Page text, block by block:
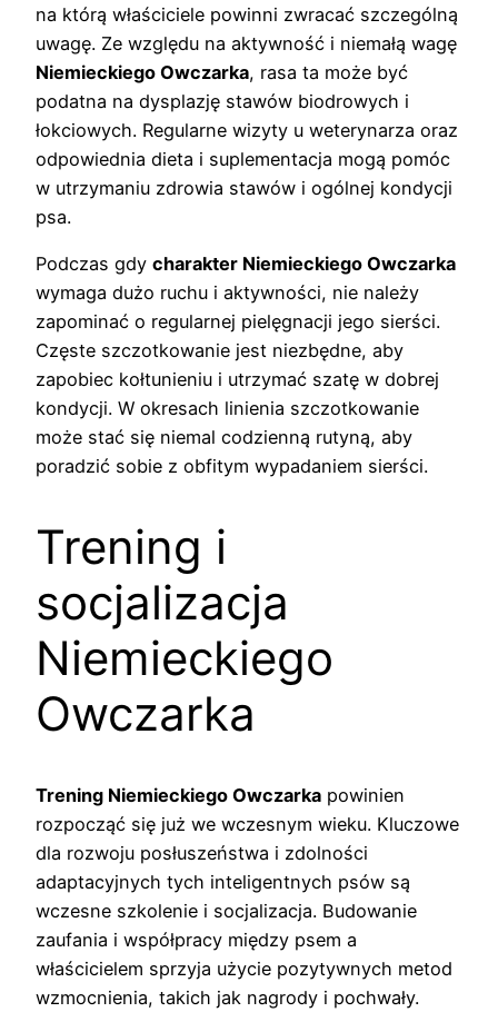
na którą właściciele powinni zwracać szczególną
uwagę. Ze względu na aktywność i niemałą wagę
Niemieckiego Owczarka, rasa ta może być
podatna na dysplazję stawów biodrowych i
łokciowych. Regularne wizyty u weterynarza oraz
odpowiednia dieta i suplementacja mogą pomóc
w utrzymaniu zdrowia stawów i ogólnej kondycji
psa.
Podczas gdy charakter Niemieckiego Owczarka
wymaga dużo ruchu i aktywności, nie należy
zapominać o regularnej pielęgnacji jego sierści.
Częste szczotkowanie jest niezbędne, aby
zapobiec kołtunieniu i utrzymać szatę w dobrej
kondycji. W okresach linienia szczotkowanie
może stać się niemal codzienną rutyną, aby
poradzić sobie z obfitym wypadaniem sierści.
Trening i
socjalizacja
Niemieckiego
Owczarka
Trening Niemieckiego Owczarka powinien
rozpocząć się już we wczesnym wieku. Kluczowe
dla rozwoju posłuszeństwa i zdolności
adaptacyjnych tych inteligentnych psów są
wczesne szkolenie i socjalizacja. Budowanie
zaufania i współpracy między psem a
właścicielem sprzyja użycie pozytywnych metod
wzmocnienia, takich jak nagrody i pochwały.